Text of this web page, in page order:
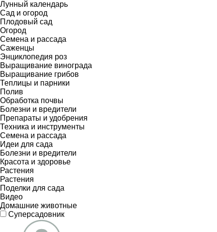
Лунный календарь
Сад и огород
Плодовый сад
Огород
Семена и рассада
Саженцы
Энциклопедия роз
Выращивание винограда
Выращивание грибов
Теплицы и парники
Полив
Обработка почвы
Болезни и вредители
Препараты и удобрения
Техника и инструменты
Семена и рассада
Идеи для сада
Болезни и вредители
Красота и здоровье
Растения
Растения
Поделки для сада
Видео
Домашние животные
Суперсадовник